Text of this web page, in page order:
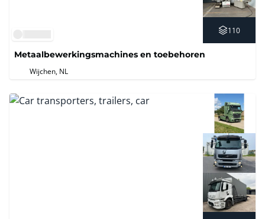
110
Metaalbewerkingsmachines en toebehoren
Wijchen, NL